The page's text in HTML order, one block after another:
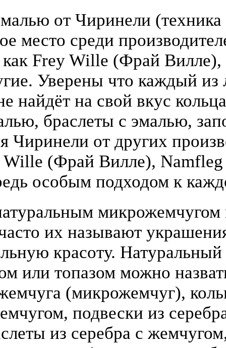
от Чиринели (техника
место среди
Frey Wille (Фрай
Уверены что каждый
найдёт на свой вкус
браслеты с эмалью,
Чиринели от других
Wille (Фрай Вилле),
особым подходом к
микрожемчугом
их называют
красоту.
или топазом можно
(микрожемчуг),
подвески из
из серебра с